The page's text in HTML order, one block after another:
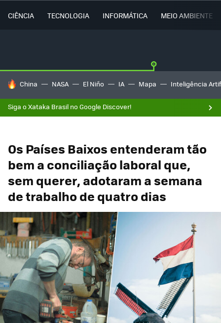
CIÊNCIA TECNOLOGIA INFORMÁTICA MEIO AMBIENTE
TENDÊNCIAS DO DIA
China NASA El Niño IA Mapa Inteligência
Siga o Xataka Brasil no Google Discover!
Os Países Baixos entenderam tão
bem a conciliação laboral que,
sem querer, adotaram a semana
de trabalho de quatro dias